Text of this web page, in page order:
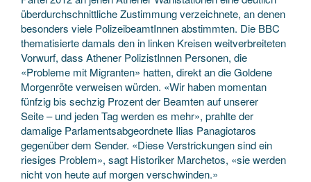
überdurchschnittliche Zustimmung verzeichnete, an denen
besonders viele PolizeibeamtInnen abstimmten. Die BBC
thematisierte damals den in linken Kreisen weitverbreiteten
Vorwurf, dass Athener PolizistInnen Personen, die
«Probleme mit Migranten» hatten, direkt an die Goldene
Morgenröte verweisen würden. «Wir haben momentan
fünfzig bis sechzig Prozent der Beamten auf unserer
Seite – und jeden Tag werden es mehr», prahlte der
damalige Parlamentsabgeordnete Ilias Panagiotaros
gegenüber dem Sender. «Diese Verstrickungen sind ein
riesiges Problem», sagt Historiker Marchetos, «sie werden
nicht von heute auf morgen verschwinden.»